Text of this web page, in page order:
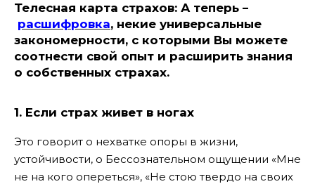
Телесная карта страхов: А теперь –
расшифровка, некие универсальные
закономерности, с которыми Вы можете
соотнести свой опыт и расширить знания
о собственных страхах.
1. Если страх живет в ногах
Это говорит о нехватке опоры в жизни,
устойчивости, о Бессознательном ощущении «Мне
не на кого опереться», «Не стою твердо на своих